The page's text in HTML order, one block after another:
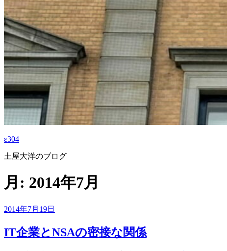
ε304
土屋大洋のブログ
月: 2014年7月
投
日:
2014年7月19日
IT企業とNSAの密接な関係